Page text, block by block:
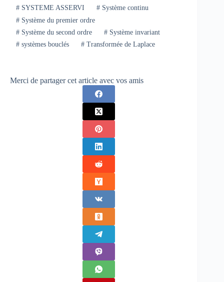
#SYSTEME ASSERVI #Système continu
#Système du premier ordre
#Système du second ordre #Système invariant
#systèmes bouclés #Transformée de Laplace
Merci de partager cet article avec vos amis